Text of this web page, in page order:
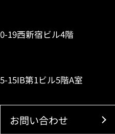
19西新宿ビル4階
15IB第1ビル5階A室
お問い合わせ